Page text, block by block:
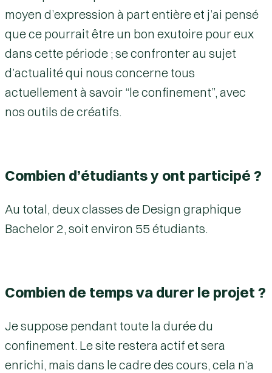
moyen d’expression à part entière et j’ai pensé
que ce pourrait être un bon exutoire pour eux
dans cette période ; se confronter au sujet
d’actualité qui nous concerne tous
actuellement à savoir “le confinement”, avec
nos outils de créatifs.
Combien d’étudiants y ont participé ?
Au total, deux classes de Design graphique
Bachelor 2, soit environ 55 étudiants.
Combien de temps va durer le projet ?
Je suppose pendant toute la durée du
confinement. Le site restera actif et sera
enrichi, mais dans le cadre des cours, cela n’a